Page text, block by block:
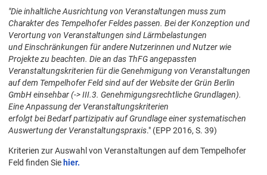
"Die inhaltliche Ausrichtung von Veranstaltungen muss zum
Charakter des Tempelhofer Feldespassen. Bei der Konzeption und
Verortung von Veranstaltungen sind Lärmbelastungen
und Einschränkungen für andere Nutzerinnen und Nutzer wie
Projekte zu beachten. Die an das ThFG angepassten
Veranstaltungskriterien für die Genehmigung von Veranstaltungen
auf dem Tempelhofer Feld sind auf der Website der Grün Berlin
GmbH einsehbar(-> III.3. Genehmigungsrechtliche Grundlagen).
Eine Anpassung der Veranstaltungskriterien
erfolgt bei Bedarf partizipativ auf Grundlage einer systematischen
Auswertung der Veranstaltungspraxis." (EPP 2016, S. 39)
Kriterien zur Auswahl von Veranstaltungen auf dem Tempelhofer
Feld finden Sie hier.